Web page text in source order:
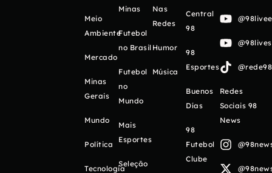
Meio
Ambiente
Mercado
Minas
Gerais
Mundo
Política
Tecnologia
Minas
Futebol
no Brasil
Futebol
no
Mundo
Mais
Esportes
Seleção
Nas
Redes
Humor
Música
Central
98
98
Esportes
Buenos
Días
98
Futebol
Clube
Redes
Sociais 98
News